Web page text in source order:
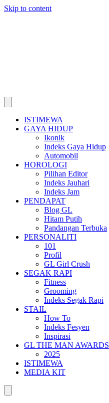
Skip to content
ISTIMEWA
GAYA HIDUP
Ikonik
Indeks Gaya Hidup
Automobil
HOROLOGI
Pilihan Editor
Indeks Jauhari
Indeks Jam
PENDAPAT
Blog GL
Hitam Putih
Pandangan Terbuka
PERSONALITI
101
Profil
GL Girl Crush
SEGAK RAPI
Fitness
Grooming
Indeks Segak Rapi
STAIL
How To
Indeks Fesyen
Inspirasi
GL THE MAN AWARDS
2025
ISTIMEWA
MEDIA KIT